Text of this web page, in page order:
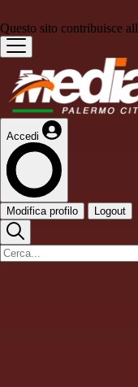
Questo sito contribuisce
Accedi
Modifica profilo Logout